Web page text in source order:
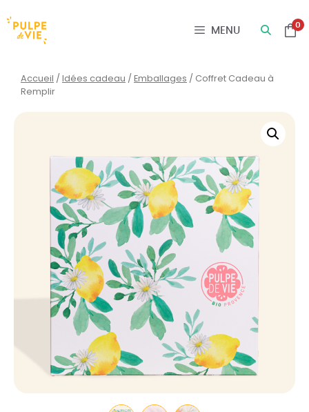
0
MENU
Accueil /Idées cadeau /Emballages / Coffret Cadeau à
Remplir